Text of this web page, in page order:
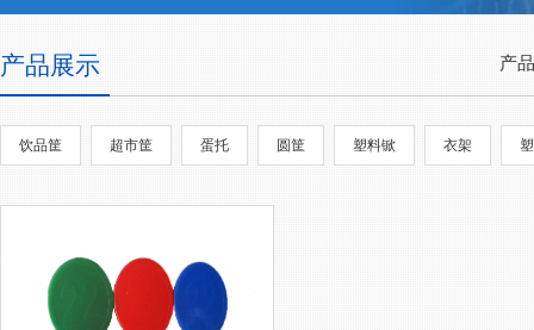
产品展示 产
饮品筐 超市筐 蛋托 圆筐 塑料锨 衣架